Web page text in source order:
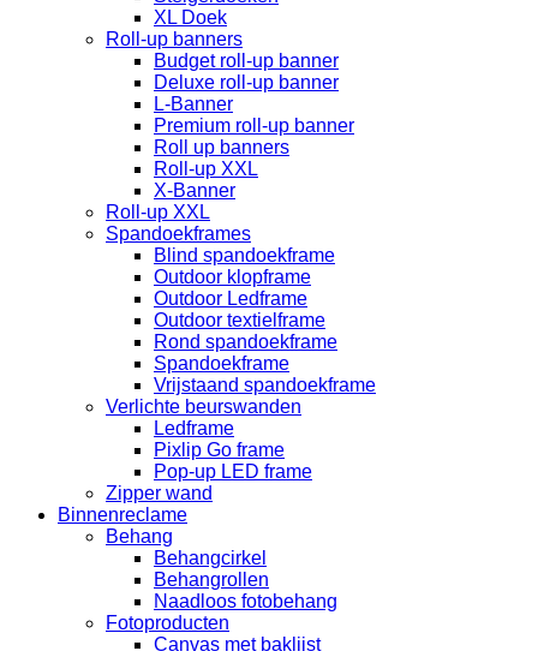
XL Doek
Roll-up banners
Budget roll-up banner
Deluxe roll-up banner
L-Banner
Premium roll-up banner
Roll up banners
Roll-up XXL
X-Banner
Roll-up XXL
Spandoekframes
Blind spandoekframe
Outdoor klopframe
Outdoor Ledframe
Outdoor textielframe
Rond spandoekframe
Spandoekframe
Vrijstaand spandoekframe
Verlichte beurswanden
Ledframe
Pixlip Go frame
Pop-up LED frame
Zipper wand
Binnenreclame
Behang
Behangcirkel
Behangrollen
Naadloos fotobehang
Fotoproducten
Canvas met baklijst